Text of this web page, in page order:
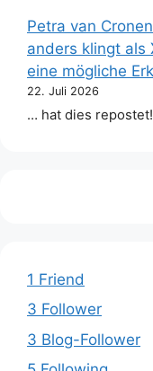
Petra van
anders klingt als
eine mögliche
22. Juli 2026
… hat dies repostet!
1 Friend
3 Follower
3 Blog-Follower